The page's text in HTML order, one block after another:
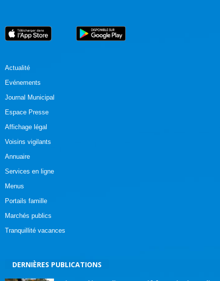
Actualité
Evénements
Journal Municipal
Espace Presse
Affichage légal
Voisins vigilants
Annuaire
Services en ligne
Menus
Portails famille
Marchés publics
Tranquillité vacances
DERNIÈRES PUBLICATIONS